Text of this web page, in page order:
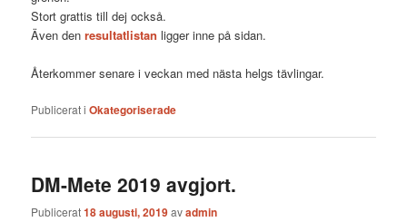
Stort grattis till dej också.
Även denresultatlistan ligger inne på sidan.
Återkommer senare i veckan med nästa helgs tävlingar.
Publicerat i Okategoriserade
DM-Mete 2019 avgjort.
Publicerat18 augusti, 2019avadmin